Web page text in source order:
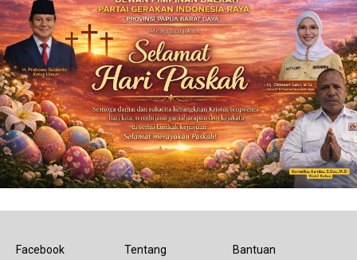
Facebook Tentang Bantuan